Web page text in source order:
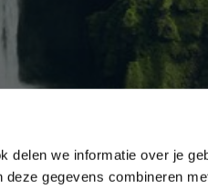
delen we informatie over je
gegevens combineren